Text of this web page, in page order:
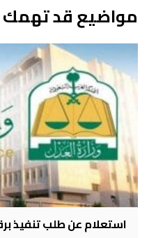
مواضيع قد تهمك
استعلام عن طلب تنفيذ